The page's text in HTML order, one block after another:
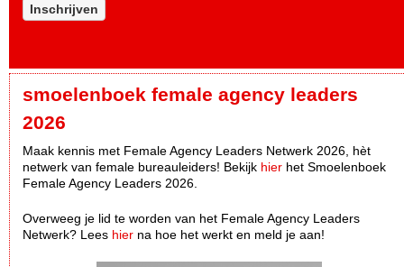
Inschrijven
smoelenboek female agency leaders
2026
Maak kennis met Female Agency Leaders Netwerk 2026, hèt
netwerk van female bureauleiders! Bekijk hier het Smoelenboek
Female Agency Leaders 2026.
Overweeg je lid te worden van het Female Agency Leaders
Netwerk? Lees hier na hoe het werkt en meld je aan!